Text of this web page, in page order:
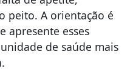
peito. A orientação é
apresente esses
de saúde mais